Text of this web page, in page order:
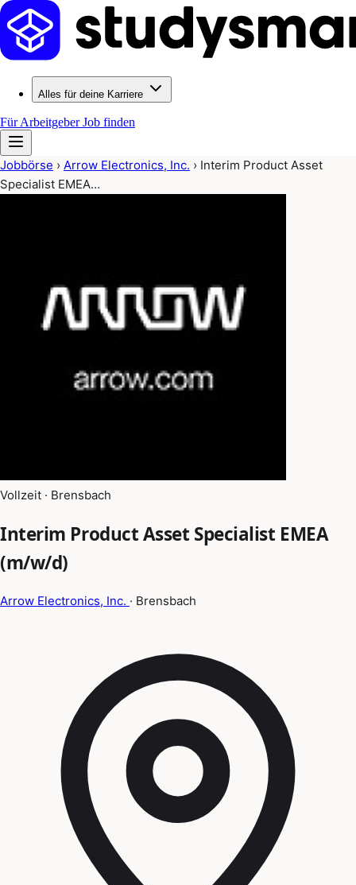
Alles für deine Karriere
Für ArbeitgeberJob finden
Jobbörse › Arrow Electronics, Inc. › Interim Product Asset
Specialist EMEA…
Vollzeit · Brensbach
Interim Product Asset Specialist EMEA
(m/w/d)
Arrow Electronics, Inc. · Brensbach